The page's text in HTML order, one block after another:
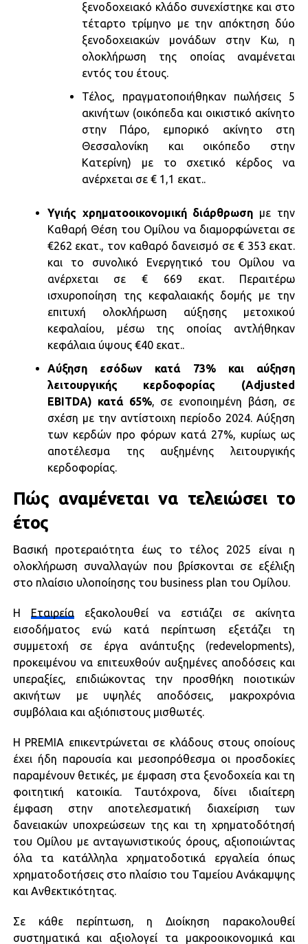
ξενοδοχειακό κλάδο συνεχίστηκε και στο
τέταρτο τρίμηνο με την απόκτηση δύο
ξενοδοχειακών μονάδων στην Κω, η
ολοκλήρωση της οποίας αναμένεται
εντός του έτους.
Τέλος, πραγματοποιήθηκαν πωλήσεις 5
ακινήτων (οικόπεδα και οικιστικό ακίνητο
στην Πάρο, εμπορικό ακίνητο στη
Θεσσαλονίκη και οικόπεδο στην
Κατερίνη) με το σχετικό κέρδος να
ανέρχεται σε € 1,1 εκατ..
Υγιής χρηματοοικονομική διάρθρωση με την
Καθαρή Θέση του Ομίλου να διαμορφώνεται σε
€262 εκατ., τον καθαρό δανεισμό σε € 353 εκατ.
και το συνολικό Ενεργητικό του Ομίλου να
ανέρχεται σε € 669 εκατ. Περαιτέρω
ισχυροποίηση της κεφαλαιακής δομής με την
επιτυχή ολοκλήρωση αύξησης μετοχικού
κεφαλαίου, μέσω της οποίας αντλήθηκαν
κεφάλαια ύψους €40 εκατ..
Αύξηση εσόδων κατά 73% και αύξηση
λειτουργικής κερδοφορίας (Adjusted
EBITDA) κατά 65%, σε ενοποιημένη βάση, σε
σχέση με την αντίστοιχη περίοδο 2024. Αύξηση
των κερδών προ φόρων κατά 27%, κυρίως ως
αποτέλεσμα της αυξημένης λειτουργικής
κερδοφορίας.
Πώς αναμένεται να τελειώσει το
έτος
Βασική προτεραιότητα έως το τέλος 2025 είναι η
ολοκλήρωση συναλλαγών που βρίσκονται σε εξέλιξη
στο πλαίσιο υλοποίησης του business plan του Ομίλου.
Η Εταιρείαεξακολουθεί να εστιάζει σε ακίνητα
εισοδήματος ενώ κατά περίπτωση εξετάζει τη
συμμετοχή σε έργα ανάπτυξης (redevelopments),
προκειμένου να επιτευχθούν αυξημένες αποδόσεις και
υπεραξίες, επιδιώκοντας την προσθήκη ποιοτικών
ακινήτων με υψηλές αποδόσεις, μακροχρόνια
συμβόλαια και αξιόπιστους μισθωτές.
Η PREMIA επικεντρώνεται σε κλάδους στους οποίους
έχει ήδη παρουσία και μεσοπρόθεσμα οι προσδοκίες
παραμένουν θετικές, με έμφαση στα ξενοδοχεία και τη
φοιτητική κατοικία. Ταυτόχρονα, δίνει ιδιαίτερη
έμφαση στην αποτελεσματική διαχείριση των
δανειακών υποχρεώσεων της και τη χρηματοδότησή
του Ομίλου με ανταγωνιστικούς όρους, αξιοποιώντας
όλα τα κατάλληλα χρηματοδοτικά εργαλεία όπως
χρηματοδοτήσεις στο πλαίσιο του Ταμείου Ανάκαμψης
και Ανθεκτικότητας.
Σε κάθε περίπτωση, η Διοίκηση παρακολουθεί
συστηματικά και αξιολογεί τα μακροοικονομικά και